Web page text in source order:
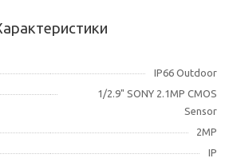
IP66 Outdoor
1/2.9" SONY 2.1MP CMOS
Sensor
2MP
IP